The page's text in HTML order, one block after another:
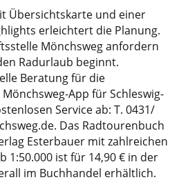
Übersichtskarte und einer
erleichtert die Planung.
Mönchsweg anfordern
Radurlaub beginnt.
Beratung für die
App für Schleswig-
Service ab: T. 0431/
Das Radtourenbuch
Esterbauer mit zahlreichen
1:50.000 ist für 14,90 € in der
im Buchhandel erhältlich.